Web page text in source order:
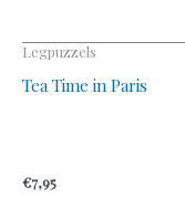
Legpuzzels
Tea Time in Paris
€7,95